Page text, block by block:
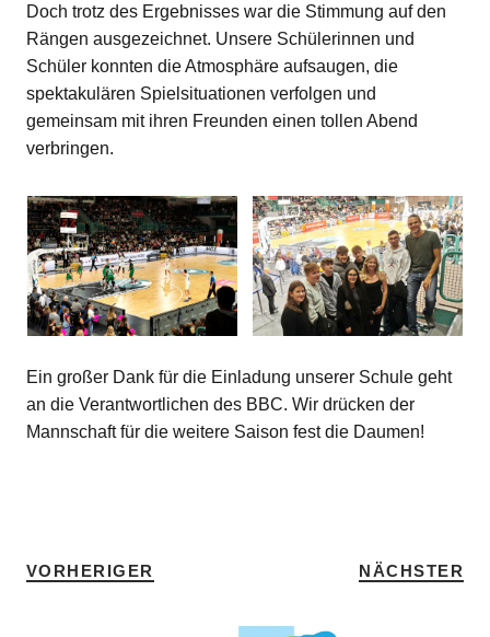
Doch trotz des Ergebnisses war die Stimmung auf den
Rängen ausgezeichnet. Unsere Schülerinnen und
Schüler konnten die Atmosphäre aufsaugen, die
spektakulären Spielsituationen verfolgen und
gemeinsam mit ihren Freunden einen tollen Abend
verbringen.
Ein großer Dank für die Einladung unserer Schule geht
an die Verantwortlichen des BBC. Wir drücken der
Mannschaft für die weitere Saison fest die Daumen!
VORHERIGER NÄCHSTER